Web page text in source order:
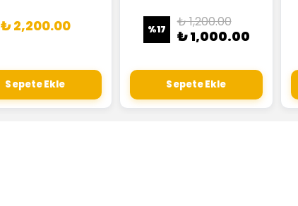
₺ 2,200.00
Sepete Ekle
%17 ₺ 1,200.00
₺ 1,000.00
Sepete Ekle